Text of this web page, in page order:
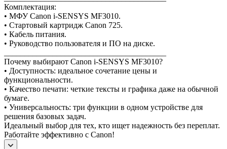
Комплектация:
• МФУ Canon i-SENSYS MF3010.
• Стартовый картридж Canon 725.
• Кабель питания.
• Руководство пользователя и ПО на диске.
Почему выбирают Canon i-SENSYS MF3010?
• Доступность: идеальное сочетание цены и
функциональности.
• Качество печати: четкие тексты и графика даже на обычной
бумаге.
• Универсальность: три функции в одном устройстве для
решения базовых задач.
Идеальный выбор для тех, кто ищет надежность без переплат.
Работайте эффективно с Canon!